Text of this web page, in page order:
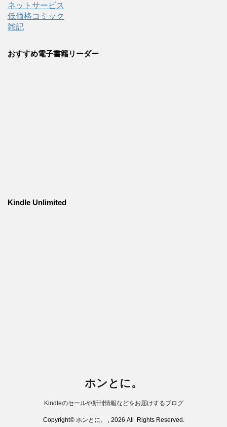
ネットサービス
低価格コミック
雑記
おすすめ電子書籍リーダー
Kindle Unlimited
ホンとに。
Kindleのセールや新刊情報などをお届けするブログ
Copyright© ホンとに。 , 2026 All Rights Reserved.